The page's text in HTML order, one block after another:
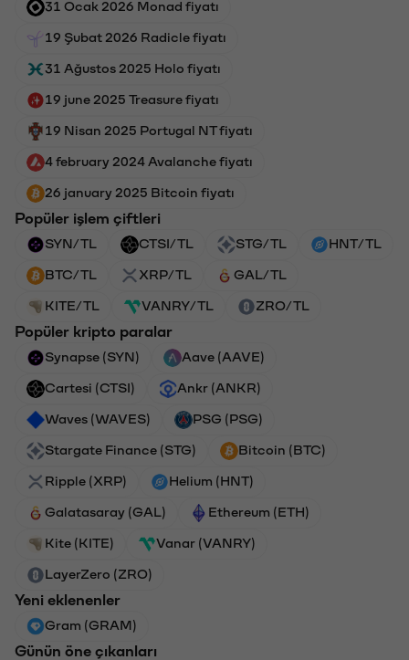
31 Ocak 2026 Monad fiyatı
19 Şubat 2026 Radicle fiyatı
31 Ağustos 2025 Holo fiyatı
19 june 2025 Treasure fiyatı
19 Nisan 2025 Portugal NT fiyatı
4 february 2024 Avalanche fiyatı
26 january 2025 Bitcoin fiyatı
Popüler işlem çiftleri
SYN/TL CTSI/TL STG/TL HNT/TL
BTC/TL XRP/TL GAL/TL
KITE/TL VANRY/TL ZRO/TL
Popüler kripto paralar
Synapse (SYN) Aave (AAVE)
Cartesi (CTSI) Ankr (ANKR)
Waves (WAVES) PSG (PSG)
Stargate Finance (STG) Bitcoin (BTC)
Ripple (XRP) Helium (HNT)
Galatasaray (GAL) Ethereum (ETH)
Kite (KITE) Vanar (VANRY)
LayerZero (ZRO)
Yeni eklenenler
Gram (GRAM)
Günün öne çıkanları